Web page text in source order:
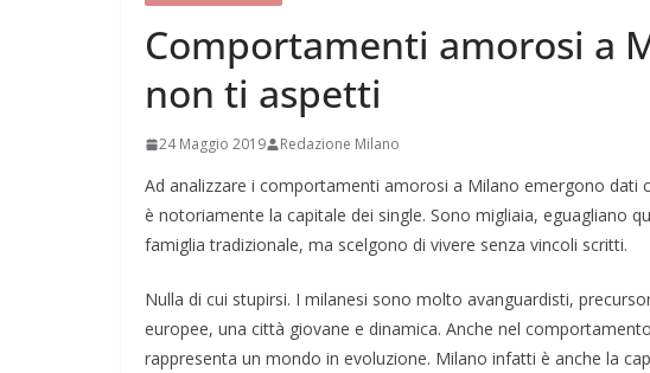
Comportamenti amorosi a
non ti aspetti
24 Maggio 2019 Redazione Milano
Ad analizzare i comportamenti amorosi a Milano emergono dati
è notoriamente la capitale dei single. Sono migliaia, eguagliano
famiglia tradizionale, ma scelgono di vivere senza vincoli scritti.
Nulla di cui stupirsi. I milanesi sono molto avanguardisti,
europee, una città giovane e dinamica. Anche nel
rappresenta un mondo in evoluzione. Milano infatti è anche la